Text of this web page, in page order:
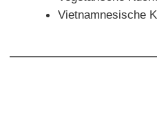
Vietnamnesische